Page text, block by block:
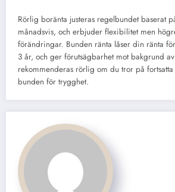
Rörlig boränta justeras regelbundet baserat
månadsvis, och erbjuder flexibilitet men
förändringar. Bunden ränta låser din ränta
3 år, och ger förutsägbarhet mot bakgrund
rekommenderas rörlig om du tror på
bunden för trygghet.